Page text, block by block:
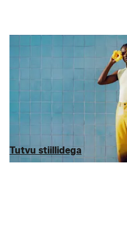
Äge stiil,
Vali meid oma lemmik
kasuks, oleme hindu kuni
vähendanud. Ei mingit tühja-
tegelikult ihaldad, sealhulgas
Tutvu stiillidega
Tutvu stiillidega